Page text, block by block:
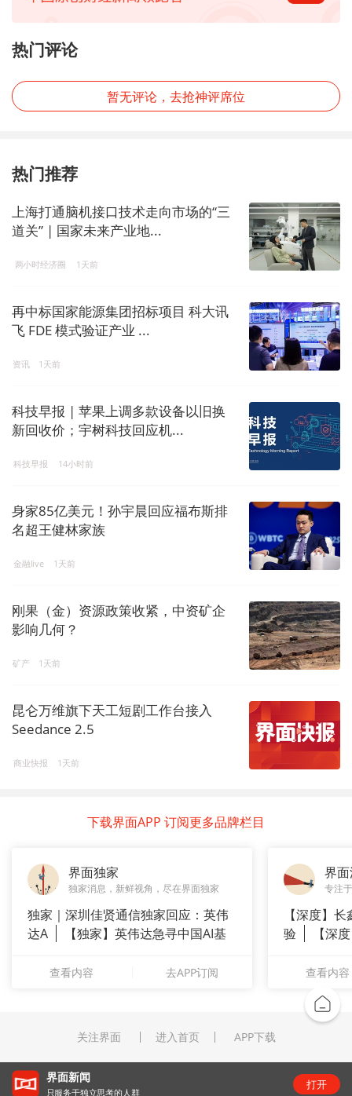
热门评论
暂无评论，去抢神评席位
热门推荐
上海打通脑机接口技术走向市场的“三
道关” | 国家未来产业地...
两小时经济圈 1天前
再中标国家能源集团招标项目 科大讯
飞 FDE 模式验证产业 ...
资讯 1天前
科技早报 | 苹果上调多款设备以旧换
新回收价；宇树科技回应机...
科技早报 14小时前
身家85亿美元！孙宇晨回应福布斯排
名超王健林家族
金融live 1天前
刚果（金）资源政策收紧，中资矿企
影响几何？
矿产 1天前
昆仑万维旗下天工短剧工作台接入
Seedance 2.5
商业快报 1天前
下载界面APP 订阅更多品牌栏目
界面独家
独家消息，新鲜视角，尽在界面独家
独家｜深圳佳贤通信独家回应：英伟
达A
【独家】英伟达急寻中国AI基
查看内容 去APP订阅
界
专注
【深度】
验
【深
查看内容
关注界面 进入首页 APP下载
界面新闻
只服务于独立思考的人群
打开